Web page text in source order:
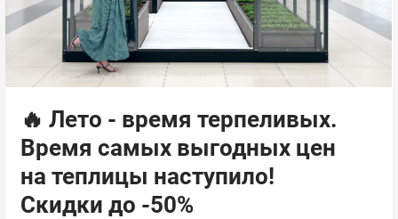
🔥 Лето - время терпеливых.
Время самых выгодных цен
на теплицы наступило!
Скидки до -50%